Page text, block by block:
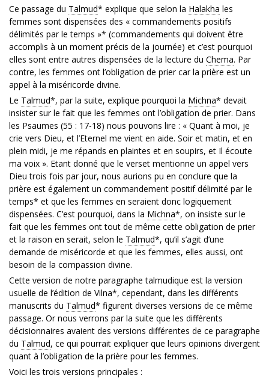
Ce passage du Talmud* explique que selon la Halakha les
femmes sont dispensées des « commandements positifs
délimités par le temps »* (commandements qui doivent être
accomplis à un moment précis de la journée) et c’est pourquoi
elles sont entre autres dispensées de la lecture du Chema. Par
contre, les femmes ont l’obligation de prier car la prière est un
appel à la miséricorde divine.
Le Talmud*, par la suite, explique pourquoi la Michna* devait
insister sur le fait que les femmes ont l’obligation de prier. Dans
les Psaumes (55 : 17-18) nous pouvons lire : « Quant à moi, je
crie vers Dieu, et l’Eternel me vient en aide. Soir et matin, et en
plein midi, je me répands en plaintes et en soupirs, et Il écoute
ma voix ». Etant donné que le verset mentionne un appel vers
Dieu trois fois par jour, nous aurions pu en conclure que la
prière est également un commandement positif délimité par le
temps* et que les femmes en seraient donc logiquement
dispensées. C’est pourquoi, dans la Michna*, on insiste sur le
fait que les femmes ont tout de même cette obligation de prier
et la raison en serait, selon le Talmud*, qu’il s’agit d’une
demande de miséricorde et que les femmes, elles aussi, ont
besoin de la compassion divine.
Cette version de notre paragraphe talmudique est la version
usuelle de l’édition de Vilna*, cependant, dans les différents
manuscrits du Talmud* figurent diverses versions de ce même
passage. Or nous verrons par la suite que les différents
décisionnaires avaient des versions différentes de ce paragraphe
du Talmud, ce qui pourrait expliquer que leurs opinions divergent
quant à l’obligation de la prière pour les femmes.
Voici les trois versions principales :